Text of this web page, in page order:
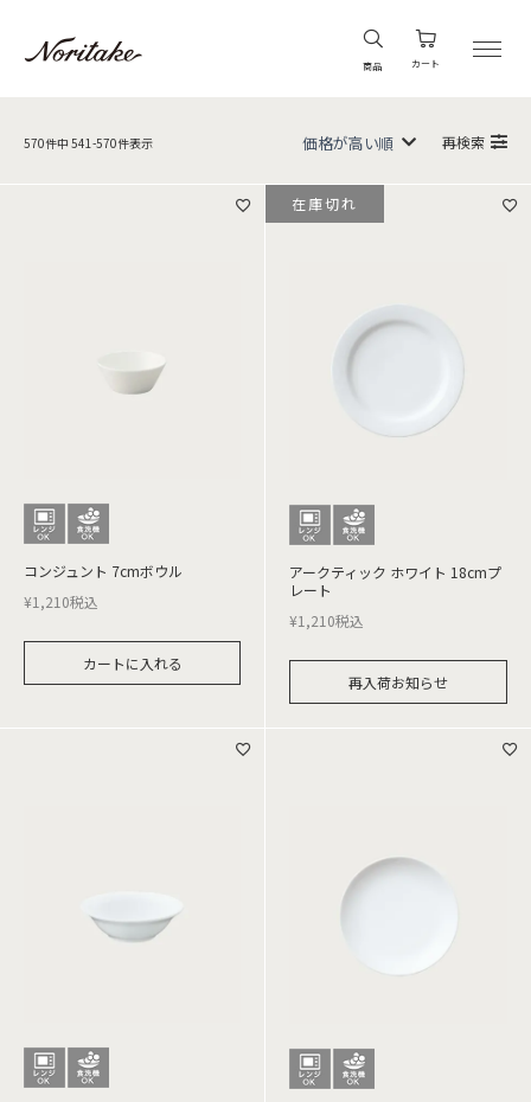
商品 カート
570件中 541 -570件表示 再検索
コンジュント 7cmボウル
¥1,210税込
カートに入れる
アークティック ホワイト 18cmプ
レート
¥1,210税込
再入荷お知らせ
在庫切れ